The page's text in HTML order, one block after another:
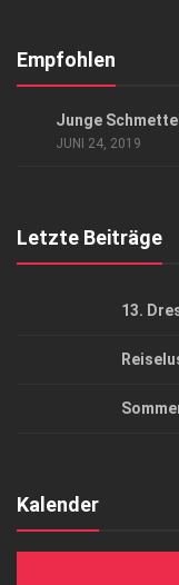
Kontakt, Impressum
Empfohlen
Junge
JUNI 24, 2019
Letzte Beiträge
13.
Kalender